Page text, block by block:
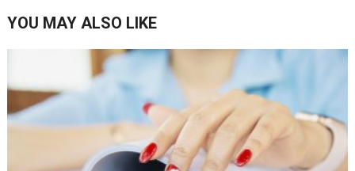
YOU MAY ALSO LIKE